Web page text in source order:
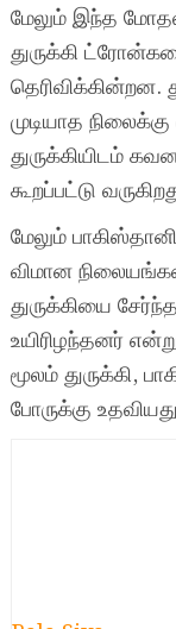
மேலும் இந்த
துருக்கி
தெரிவிக்கின்றன.
முடியாத
துருக்கியிடம்
கூறப்பட்டு
மேலும்
விமான
துருக்கியை
உயிரிழந்தனர்
மூலம் துருக்கி,
போருக்கு